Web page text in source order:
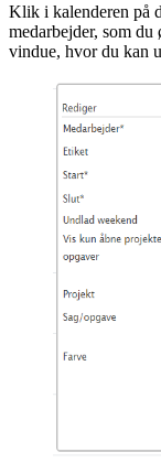
Klik i kalenderen på
medarbejder, som du
vindue, hvor du kan